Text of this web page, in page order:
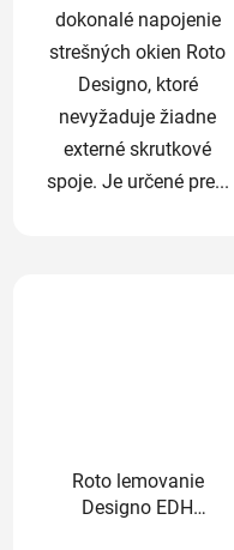
dokonalé napojenie
strešných okien Roto
Designo, ktoré
nevyžaduje žiadne
externé skrutkové
spoje. Je určené pre...
Roto lemovanie
Designo EDH